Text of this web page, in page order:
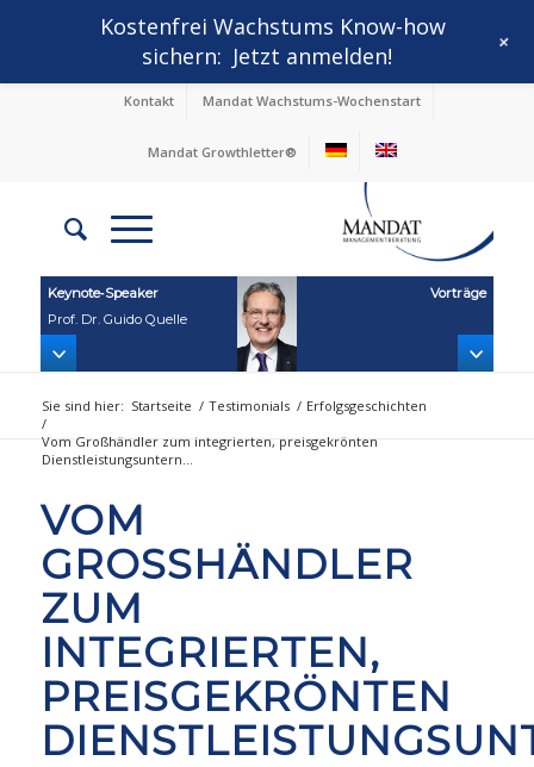
Kontakt Mandat Wachstums-Wochenstart
Mandat Growthletter®
Keynote‑Speaker
Prof. Dr. Guido Quelle
Vorträge
Sie sind hier: Startseite / Testimonials / Erfolgsgeschichten
/
Vom Großhändler zum integrierten, preisgekrönten
Dienstleistungsuntern...
VOM
GROSSHÄNDLER Z
UM I
NTEGRIERTEN, P
REISGEKRÖNTEN D
Kostenfrei Wachstums Know-how
sichern: Jetzt anmelden! +